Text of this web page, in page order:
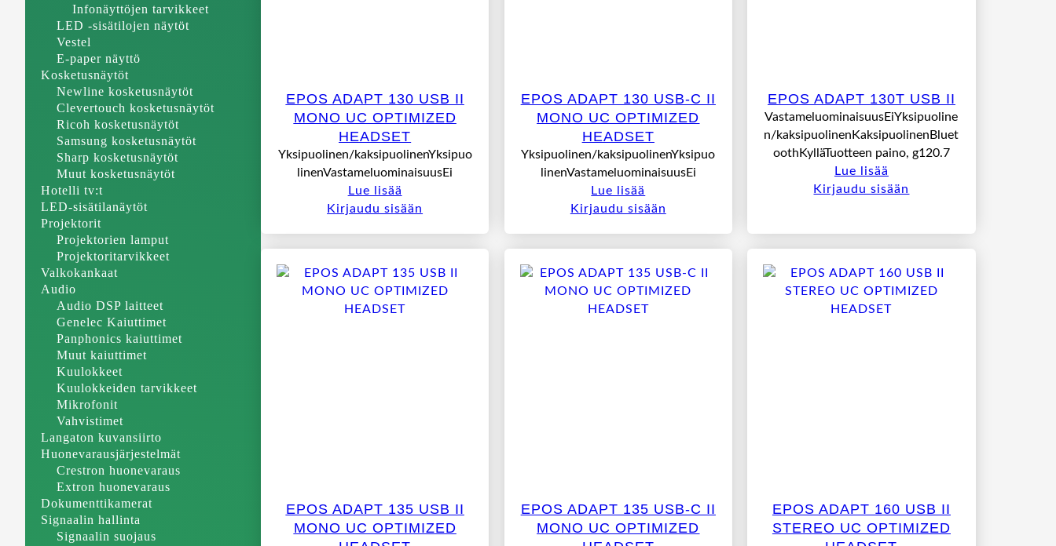
Infonäyttöjen tarvikkeet
LED -sisätilojen näytöt
Vestel
E-paper näyttö
Kosketusnäytöt
Newline kosketusnäytöt
Clevertouch kosketusnäytöt
Ricoh kosketusnäytöt
Samsung kosketusnäytöt
Sharp kosketusnäytöt
Muut kosketusnäytöt
Hotelli tv:t
LED-sisätilanäytöt
Projektorit
Projektorien lamput
Projektoritarvikkeet
Valkokankaat
Audio
Audio DSP laitteet
Genelec Kaiuttimet
Panphonics kaiuttimet
Muut kaiuttimet
Kuulokkeet
Kuulokkeiden tarvikkeet
Mikrofonit
Vahvistimet
Langaton kuvansiirto
Huonevarausjärjestelmät
Crestron huonevaraus
Extron huonevaraus
Dokumenttikamerat
Signaalin hallinta
Signaalin suojaus
EPOS ADAPT 130 USB II
MONO UC OPTIMIZED
HEADSET
Yksipuolinen/kaksipuolinenYksipuo
linenVastameluominaisuusEi
Lue lisää
Kirjaudu sisään
EPOS ADAPT 130 USB-C II
MONO UC OPTIMIZED
HEADSET
Yksipuolinen/kaksipuolinenYksipuo
linenVastameluominaisuusEi
Lue lisää
Kirjaudu sisään
EPOS ADAPT 130T USB II
VastameluominaisuusEiYksipuoline
n/kaksipuolinenKaksipuolinenBluet
oothKylläTuotteen paino, g120.7
Lue lisää
Kirjaudu sisään
EPOS ADAPT 135 USB II
MONO UC OPTIMIZED
EPOS ADAPT 135 USB-C II
MONO UC OPTIMIZED
EPOS ADAPT 160 USB II
STEREO UC OPTIMIZED